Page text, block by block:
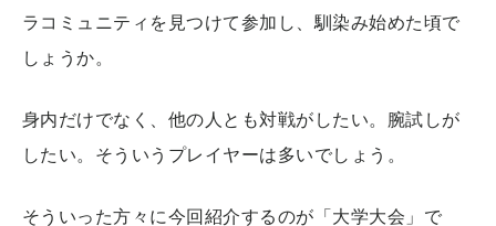
ラコミュニティを見つけて参加し、馴染み始めた頃で
しょうか。
身内だけでなく、他の人とも対戦がしたい。腕試しが
したい。そういうプレイヤーは多いでしょう。
そういった方々に今回紹介するのが「大学大会」で